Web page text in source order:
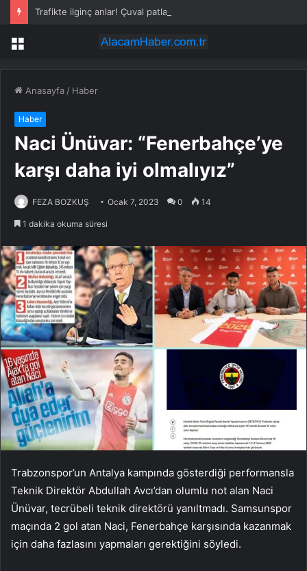
Trafikte ilginç anlar! Çuval patladı paralar yola saçıldı
Menü
Anasayfa / Haber
Haber
Naci Ünüvar: “Fenerbahçe’ye
karşı daha iyi olmalıyız”
FEZA BOZKUŞ Ocak 7, 2023 0 14
1 dakika okuma süresi
Trabzonspor’un Antalya kampında gösterdiği performansla
Teknik Direktör Abdullah Avcı’dan olumlu not alan Naci
Ünüvar, tecrübeli teknik direktörü yanıltmadı. Samsunspor
maçında 2 gol atan Naci, Fenerbahçe karşısında kazanmak
için daha fazlasını yapmaları gerektiğini söyledi.